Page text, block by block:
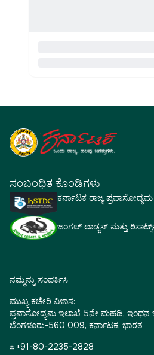
ಸಂಬಂಧಿತ ಕೊಂಡಿಗಳು
ಕರ್ನಾಟಕ ರಾಜ್ಯ
ಜಂಗಲ್ ಲಾಡ್ಜಸ್ ಮತ್ತು
ನಮ್ಮನ್ನು ಸಂಪರ್ಕಿಸಿ
ಮುಖ್ಯ ಕಚೇರಿ ವಿಳಾಸ:
ಪ್ರವಾಸೋದ್ಯಮ ಇಲಾಖೆ 5ನೇ ಮಹಡಿ, ಇಂಧನ
ಬೆಂಗಳೂರು-560 009, ಕರ್ನಾಟಕ, ಭಾರತ
☎ +91-80-2235-2828